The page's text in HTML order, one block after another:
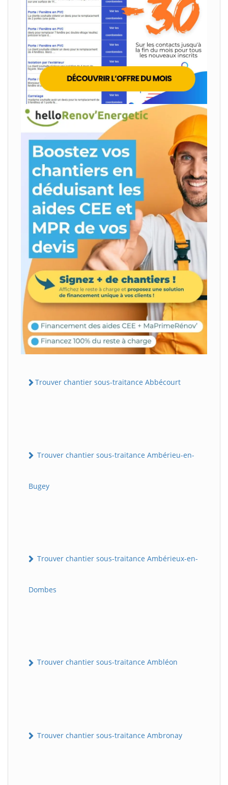
Trouver chantier sous-traitance Abbécourt
Trouver chantier sous-traitance Ambérieu-en-
Bugey
Trouver chantier sous-traitance Ambérieux-en-
Dombes
Trouver chantier sous-traitance Ambléon
Trouver chantier sous-traitance Ambronay